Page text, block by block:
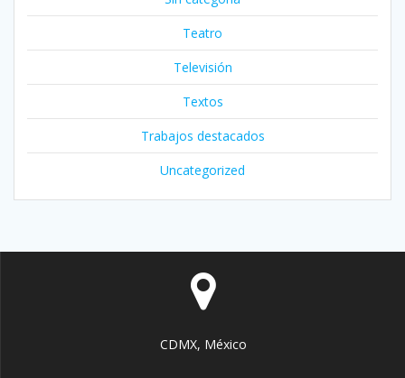
Teatro
Televisión
Textos
Trabajos destacados
Uncategorized
CDMX, México